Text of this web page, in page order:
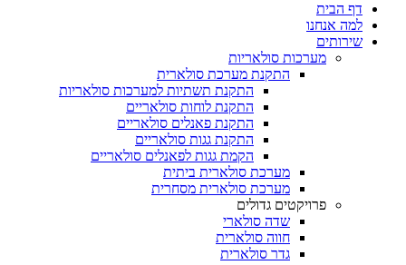
דף הבית
למה אנחנו
שירותים
מערכות סולאריות
התקנת מערכת סולארית
התקנת תשתיות למערכות סולאריות
התקנת לוחות סולאריים
התקנת פאנלים סולאריים
התקנת גגות סולאריים
הקמת גגות לפאנלים סולאריים
מערכת סולארית ביתית
מערכת סולארית מסחרית
פרויקטים גדולים
שדה סולארי
חווה סולארית
גדר סולארית